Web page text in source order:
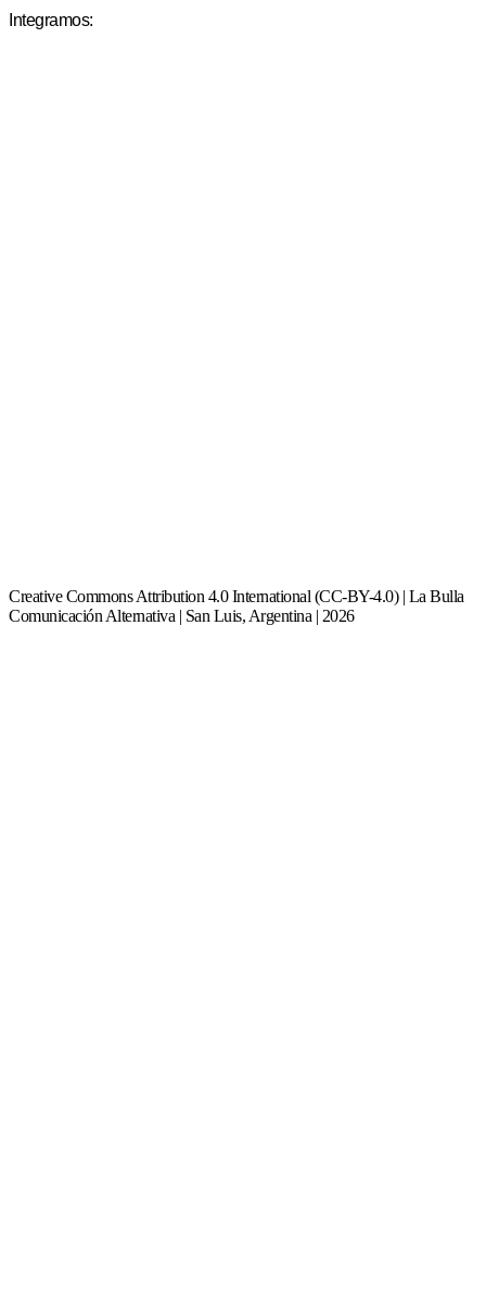
Integramos:
Creative Commons Attribution 4.0 International (CC-BY-4.0) | La Bulla
Comunicación Alternativa | San Luis, Argentina | 2026